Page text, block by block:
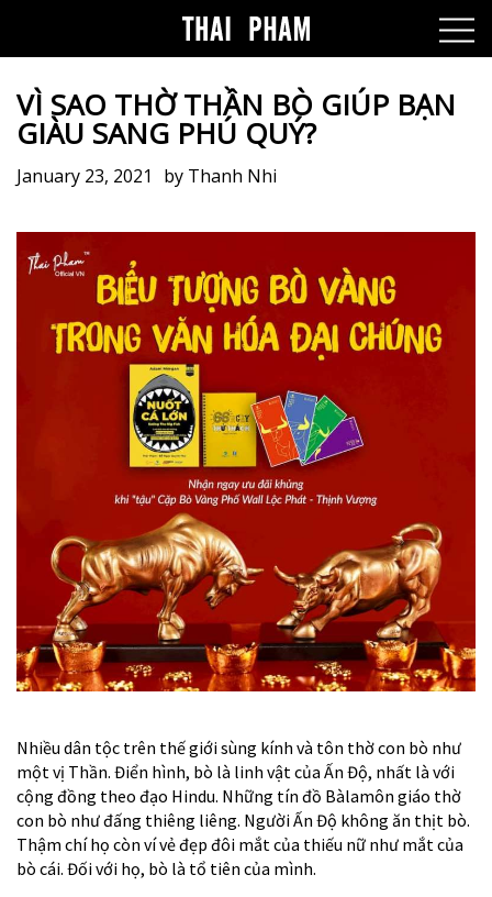
VÌ SAO THỜ THẦN BÒ GIÚP BẠN
GIÀU SANG PHÚ QUÝ?
January 23, 2021 by Thanh Nhi
Nhiều dân tộc trên thế giới sùng kính và tôn thờ con bò như
một vị Thần. Điển hình, bò là linh vật của Ấn Độ, nhất là với
cộng đồng theo đạo Hindu. Những tín đồ Bàlamôn giáo thờ
con bò như đấng thiêng liêng. Người Ấn Độ không ăn thịt bò.
Thậm chí họ còn ví vẻ đẹp đôi mắt của thiếu nữ như mắt của
bò cái. Đối với họ, bò là tổ tiên của mình.